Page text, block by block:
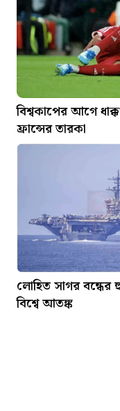
বিশ্বকাপের আগে
ফ্রান্সের তারকা
লোহিত সাগর বন্ধের
বিশ্বে আতঙ্ক